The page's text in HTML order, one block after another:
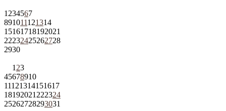
1 234567
891011121314
15161718192021
22232425262728
2930
1 23
45678910
11121314151617
18192021 222324
25262728293031